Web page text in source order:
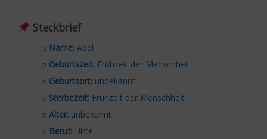
Steckbrief
Name: Abel
Geburtszeit: Frühzeit der Menschheit
Geburtsort: unbekannt
Sterbezeit: Frühzeit der Menschheit
Alter: unbekannt
Beruf: Hirte